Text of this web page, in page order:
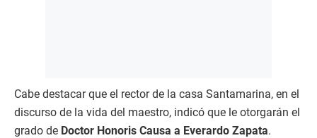
Cabe destacar que el rector de la casa Santamarina, en el
discurso de la vida del maestro, indicó que le otorgarán el
grado de Doctor Honoris Causa a Everardo Zapata.